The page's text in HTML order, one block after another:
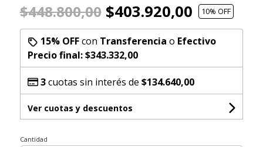
$448.800,00$403.920,00 10% OFF
15% OFFcon Transferencia o Efectivo
Precio final:$343.332,00
3cuotas sin interés de $134.640,00
Ver cuotas y descuentos
Cantidad